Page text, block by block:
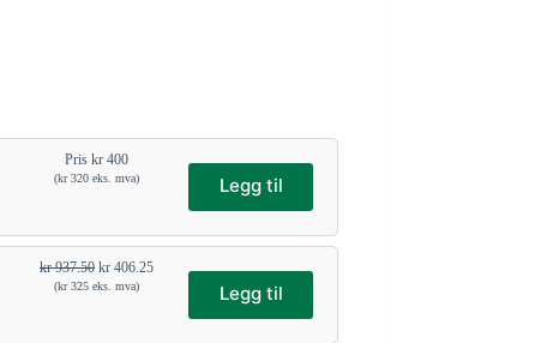
Pris kr 400
(kr320 eks. mva) Legg til
kr937.50 kr 406.25
(kr325 eks. mva) Legg til